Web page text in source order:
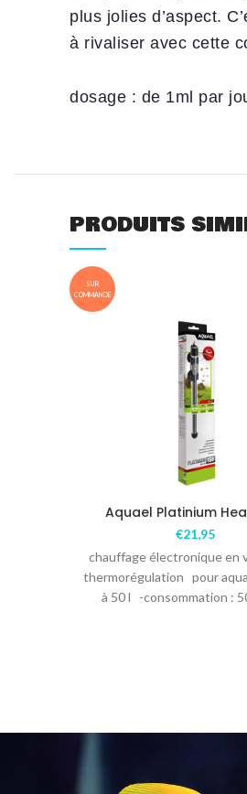
plus jolies d’aspect.
à rivaliser avec cette
dosage : de 1ml par
PRODUITS
SUR
COMMANDE
Aquael Platinium
€21,95
chauffage électronique en
thermorégulation pour
à 50 l -consommation :